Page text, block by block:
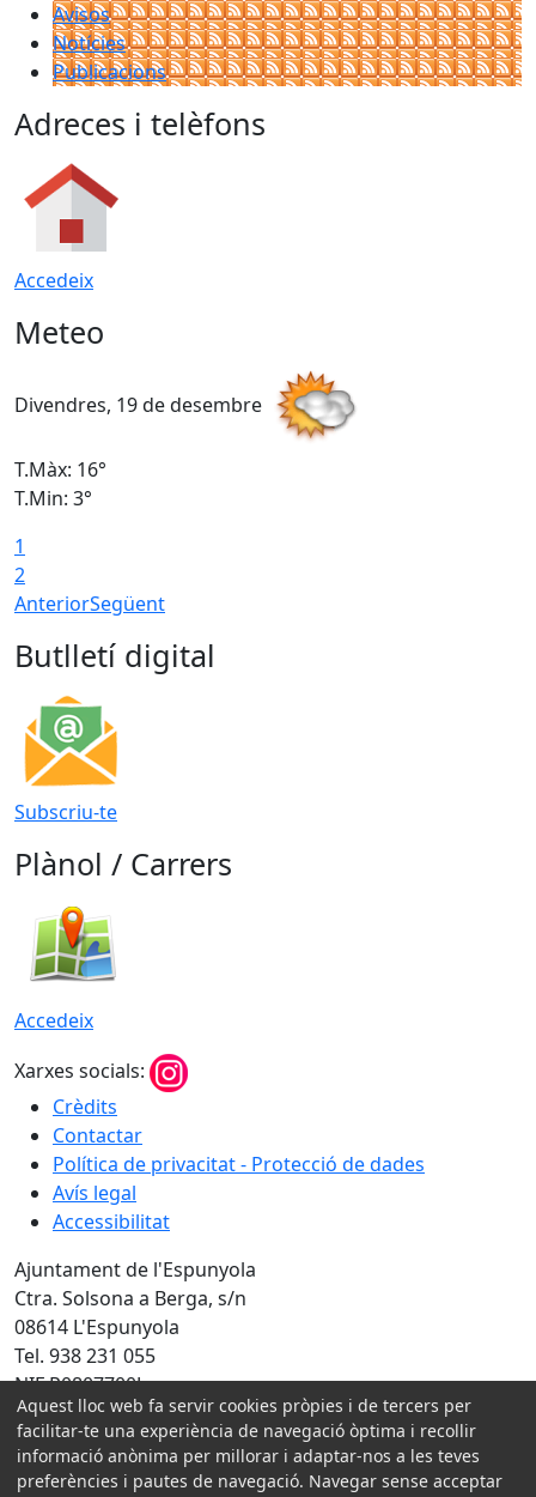
Avisos
Notícies
Publicacions
Adreces i telèfons
Accedeix
Meteo
Divendres, 19 de desembre
T.Màx: 16°
T.Min: 3°
1
2
AnteriorSegüent
Butlletí digital
Subscriu-te
Plànol / Carrers
Accedeix
Xarxes socials:
Crèdits
Contactar
Política de privacitat - Protecció de dades
Avís legal
Accessibilitat
Ajuntament de l'Espunyola
Ctra. Solsona a Berga, s/n
08614 L'Espunyola
Tel. 938 231 055
NIF P0807700J
Amb la col·laboració de:
Aquest lloc web fa servir cookies pròpies i de tercers per
facilitar-te una experiència de navegació òptima i recollir
informació anònima per millorar i adaptar-nos a les teves
preferències i pautes de navegació. Navegar sense acceptar